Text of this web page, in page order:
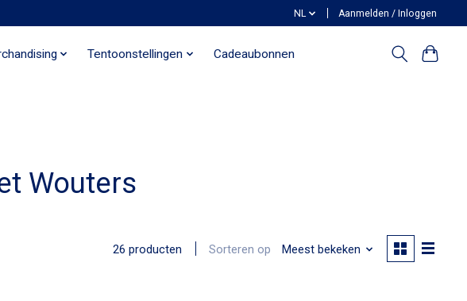
NL Aanmelden / Inloggen
Tentoonstellingen Cadeaubonnen
Wouters
26 producten Sorteren op Meest bekeken